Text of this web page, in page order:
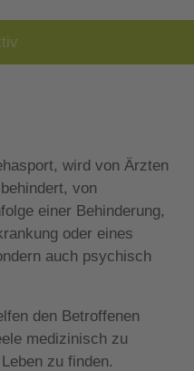
wird von Ärzten
von
einer Behinderung,
oder eines
auch psychisch
den Betroffenen
medizinisch zu
zu finden.